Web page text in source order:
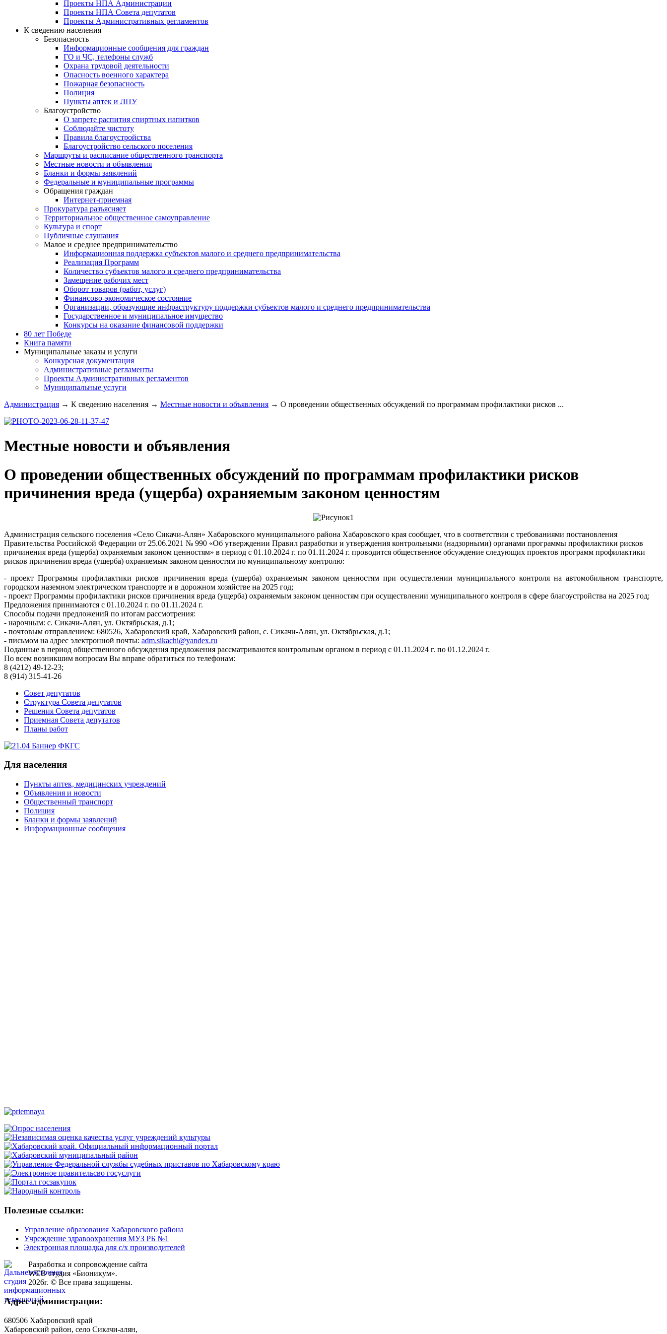
Проекты НПА Администрации
Проекты НПА Совета депутатов
Проекты Административных регламентов
К сведению населения
Безопасность
Информационные сообщения для граждан
ГО и ЧС, телефоны служб
Охрана трудовой деятельности
Опасность военного характера
Пожарная безопасность
Полиция
Пункты аптек и ЛПУ
Благоустройство
О запрете распития спиртных напитков
Соблюдайте чистоту
Правила благоустройства
Благоустройство сельского поселения
Маршруты и расписание общественного транспорта
Местные новости и объявления
Бланки и формы заявлений
Федеральные и муниципальные программы
Обращения граждан
Интернет-приемная
Прокуратура разъясняет
Территориальное общественное самоуправление
Культура и спорт
Публичные слушания
Малое и среднее предпринимательство
Информационная поддержка субъектов малого и среднего предпринимательства
Реализация Программ
Количество субъектов малого и среднего предпринимательства
Замещение рабочих мест
Оборот товаров (работ, услуг)
Финансово-экономическое состояние
Организации, образующие инфраструктуру поддержки субъектов малого и среднего предпринимательства
Государственное и муниципальное имущество
Конкурсы на оказание финансовой поддержки
80 лет Победе
Книга памяти
Муниципальные заказы и услуги
Конкурсная документация
Административные регламенты
Проекты Административных регламентов
Муниципальные услуги
Администрация → К сведению населения → Местные новости и объявления → О проведении общественных обсуждений по программам профилактики рисков ...
Местные новости и объявления
О проведении общественных обсуждений по программам профилактики рисков
причинения вреда (ущерба) охраняемым законом ценностям
Администрация сельского поселения «Село Сикачи-Алян» Хабаровского муниципального района Хабаровского края сообщает, что в соответствии с требованиями постановления
Правительства Российской Федерации от 25.06.2021 № 990 «Об утверждении Правил разработки и утверждения контрольными (надзорными) органами программы профилактики рисков
причинения вреда (ущерба) охраняемым законом ценностям» в период с 01.10.2024 г. по 01.11.2024 г. проводится общественное обсуждение следующих проектов программ профилактики
рисков причинения вреда (ущерба) охраняемым законом ценностям по муниципальному контролю:
- проект Программы профилактики рисков причинения вреда (ущерба) охраняемым законом ценностям при осуществлении муниципального контроля на автомобильном транспорте,
городском наземном электрическом транспорте и в дорожном хозяйстве на 2025 год;
- проект Программы профилактики рисков причинения вреда (ущерба) охраняемым законом ценностям при осуществлении муниципального контроля в сфере благоустройства на 2025 год;
Предложения принимаются с 01.10.2024 г. по 01.11.2024 г.
Способы подачи предложений по итогам рассмотрения:
- нарочным: с. Сикачи-Алян, ул. Октябрьская, д.1;
- почтовым отправлением: 680526, Хабаровский край, Хабаровский район, с. Сикачи-Алян, ул. Октябрьская, д.1;
- письмом на адрес электронной почты: adm.sikachi@yandex.ru
Поданные в период общественного обсуждения предложения рассматриваются контрольным органом в период с 01.11.2024 г. по 01.12.2024 г.
По всем возникшим вопросам Вы вправе обратиться по телефонам:
8 (4212) 49-12-23;
8 (914) 315-41-26
Совет депутатов
Структура Совета депутатов
Решения Совета депутатов
Приемная Совета депутатов
Планы работ
Для населения
Пункты аптек, медицинских учреждений
Объявления и новости
Общественный транспорт
Полиция
Бланки и формы заявлений
Информационные сообщения
Полезные ссылки:
Управление образования Хабаровского района
Учреждение здравоохранения МУЗ РБ №1
Электронная площадка для с/х производителей
Разработка и сопровождение сайта
WEB студия «Бионикум».
2026г. © Все права защищены.
Адрес администрации:
680506 Хабаровский край
Хабаровский район, село Сикачи-алян,